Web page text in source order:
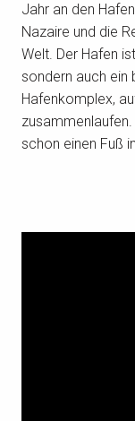
Jahr an den
Nazaire und die
Welt. Der Hafen
sondern auch ein
Hafenkomplex,
schon einen Fuß